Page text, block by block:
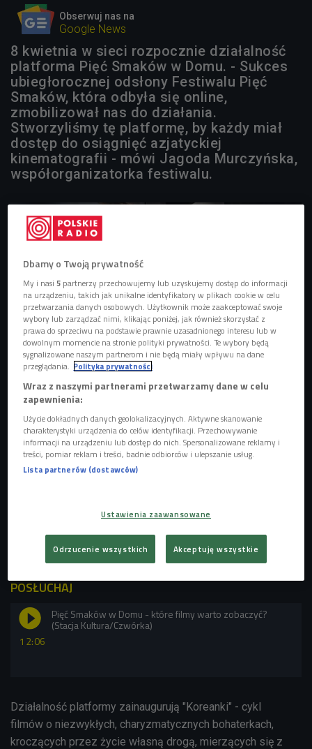
Obserwuj nas na
Google News
8 kwietnia w sieci rozpocznie działalność
platforma Pięć Smaków w Domu. - Sukces
ubiegłorocznej odsłony Festiwalu Pięć
Smaków, która odbyła się online,
zmobilizował nas do działania.
Stworzyliśmy tę platformę, by każdy miał
dostęp do osiągnięć azjatyckiej
kinematografii - mówi Jagoda Murczyńska,
współorganizatorka festiwalu.
Pięć Smaków w Domu to
szczególnie mocno poruszyły widzów dotychczasowych
edycji festiwalu. - Nie chcemy tworzyć prostego katalogu
wielu niepowiązanych ze sobą tytułów. Nasz pomysł jest
taki, żeby wspólne odkrywać wybrane tematy, twórców i
tygodni prezentować będziemy spójne, składające się ze
przyjrzeć się szczególnie ciekawym nurtom azjatyckiego
POSŁUCHAJ
12:06
Pięć Smaków w Domu - które filmy warto zobaczyć?
(Stacja Kultura/Czwórka)
Działalność platformy zainaugurują "Koreanki" - cykl
filmów o niezwykłych, charyzmatycznych bohaterkach,
kroczących przez życie własną drogą, mierzących się z
Dbamy o Twoją prywatność
My i nasi5 partnerzy przechowujemy lub uzyskujemy dostęp do informacji
na urządzeniu, takich jak unikalne identyfikatory w plikach cookie w celu
przetwarzania danych osobowych. Użytkownik może zaakceptować swoje
wybory lub zarządzać nimi, klikając poniżej, jak również skorzystać z
prawa do sprzeciwu na podstawie prawnie uzasadnionego interesu lub w
dowolnym momencie na stronie polityki prywatności. Te wybory będą
sygnalizowane naszym partnerom i nie będą miały wpływu na dane
przeglądania. Polityka prywatności
Wraz z naszymi partnerami przetwarzamy dane w celu
zapewnienia:
Użycie dokładnych danych geolokalizacyjnych. Aktywne skanowanie
charakterystyki urządzenia do celów identyfikacji. Przechowywanie
informacji na urządzeniu lub dostęp do nich. Spersonalizowane reklamy i
treści, pomiar reklam i treści, badnie odbiorców i ulepszanie usług.
Lista partnerów (dostawców)
Ustawienia zaawansowane
Odrzucenie wszystkich Akceptuję wszystkie